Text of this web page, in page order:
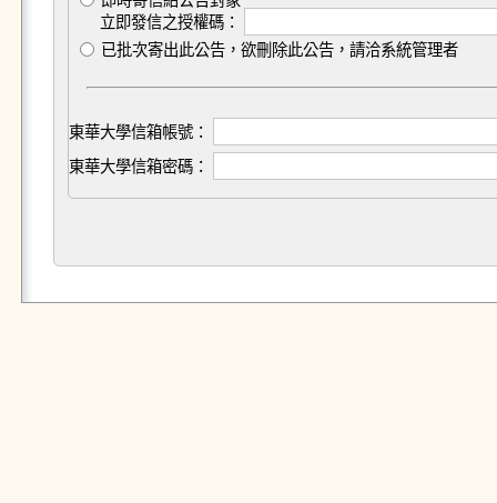
立即發信之授權碼：
已批次寄出此公告，欲刪除此公告，請洽系統管理者
東華大學信箱帳號：
東華大學信箱密碼：